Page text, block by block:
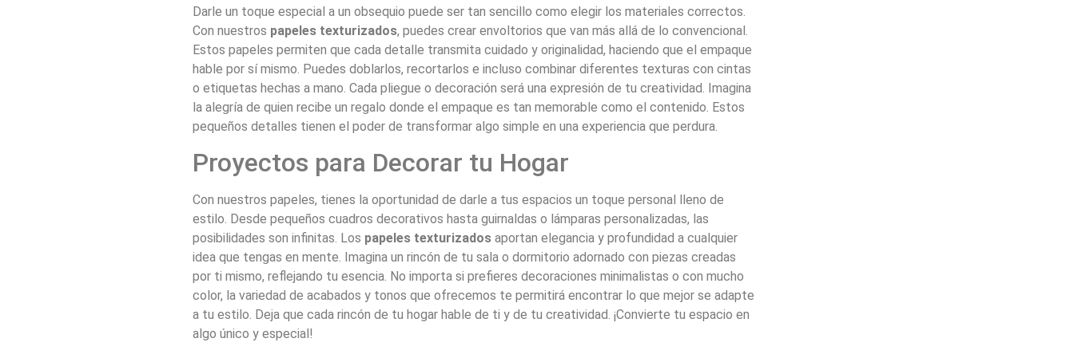
Darle un toque especial a un obsequio puede ser tan sencillo como elegir los materiales correctos.
Con nuestros papeles texturizados, puedes crear envoltorios que van más allá de lo convencional.
Estos papeles permiten que cada detalle transmita cuidado y originalidad, haciendo que el empaque
hable por sí mismo. Puedes doblarlos, recortarlos e incluso combinar diferentes texturas con cintas
o etiquetas hechas a mano. Cada pliegue o decoración será una expresión de tu creatividad. Imagina
la alegría de quien recibe un regalo donde el empaque es tan memorable como el contenido. Estos
pequeños detalles tienen el poder de transformar algo simple en una experiencia que perdura.
Proyectos para Decorar tu Hogar
Con nuestros papeles, tienes la oportunidad de darle a tus espacios un toque personal lleno de
estilo. Desde pequeños cuadros decorativos hasta guirnaldas o lámparas personalizadas, las
posibilidades son infinitas. Los papeles texturizadosaportan elegancia y profundidad a cualquier
idea que tengas en mente. Imagina un rincón de tu sala o dormitorio adornado con piezas creadas
por ti mismo, reflejando tu esencia. No importa si prefieres decoraciones minimalistas o con mucho
color, la variedad de acabados y tonos que ofrecemos te permitirá encontrar lo que mejor se adapte
a tu estilo. Deja que cada rincón de tu hogar hable de ti y de tu creatividad. ¡Convierte tu espacio en
algo único y especial!